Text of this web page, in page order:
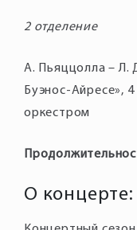
2 отделение
А. Пьяццолла – Л.
Буэнос-Айресе»,
оркестром
О концерте: